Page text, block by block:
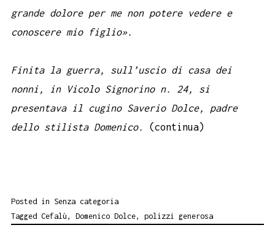
grande dolore per me non potere vedere e
conoscere mio figlio».
Finita la guerra, sull’uscio di casa dei
nonni, in Vicolo Signorino n. 24, si
presentava il cugino Saverio Dolce, padre
dello stilista Domenico. (continua)
Posted in Senza categoria
Tagged Cefalù , Domenico Dolce, polizzi generosa